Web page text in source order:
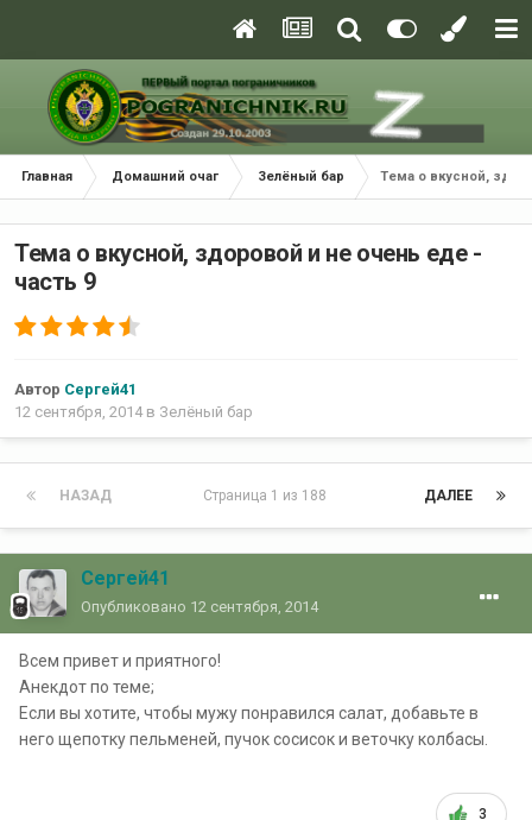
Главная Домашний очаг Зелёный бар Тема о вкусной,
Тема о вкусной, здоровой и не очень еде -
часть 9
Автор Сергей41
12 сентября, 2014в Зелёный бар
НАЗАД ДАЛЕЕ
Страница 1 из 188
Сергей41
Опубликовано 12 сентября, 2014
Всем привет и приятного!
Анекдот по теме;
Если вы хотите, чтобы мужу понравился салат, добавьте в
него щепотку пельменей, пучок сосисок и веточку колбасы.
3